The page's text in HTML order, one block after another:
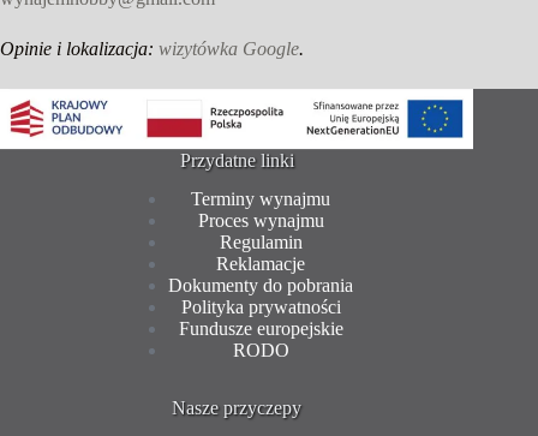
Opinie i lokalizacja: wizytówka Google.
Przydatne linki
Terminy wynajmu
Proces wynajmu
Regulamin
Reklamacje
Dokumenty do pobrania
Polityka prywatności
Fundusze europejskie
RODO
Nasze przyczepy